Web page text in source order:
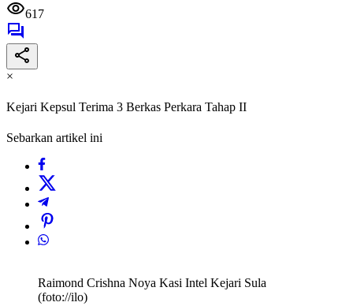
617
×
Kejari Kepsul Terima 3 Berkas Perkara Tahap II
Sebarkan artikel ini
Raimond Crishna Noya Kasi Intel Kejari Sula
(foto://ilo)